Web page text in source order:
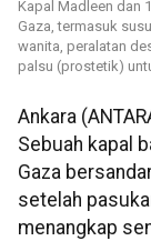
Kapal Madleen dan
Gaza, termasuk
wanita, peralatan
palsu (prostetik)
Ankara
Sebuah kapal
Gaza
setelah
menangkap